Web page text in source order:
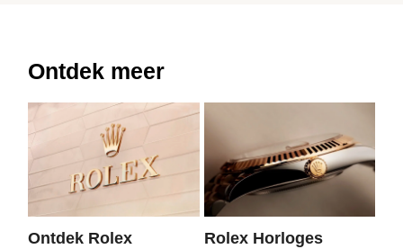
Ontdek meer
Ontdek Rolex Rolex Horloges